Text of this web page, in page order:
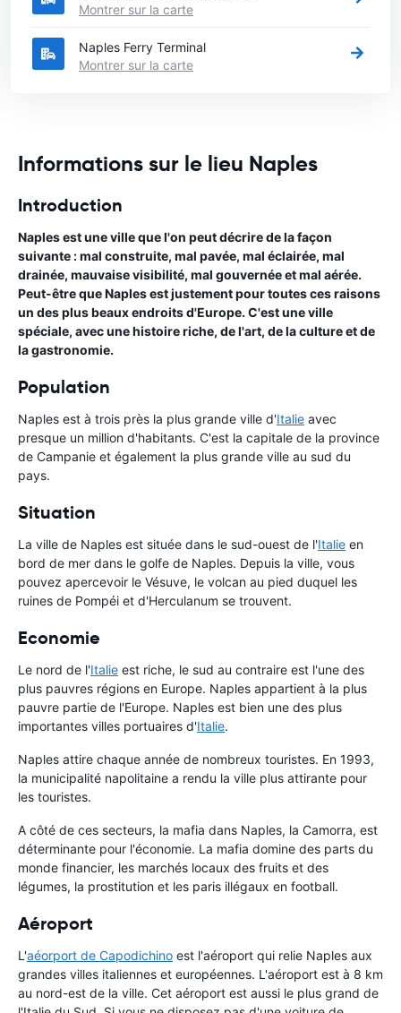
Montrer sur la carte
Naples Ferry Terminal
Montrer sur la carte
Informations sur le lieu Naples
Introduction
Naples est une ville que l'on peut décrire de la façon
suivante : mal construite, mal pavée, mal éclairée, mal
drainée, mauvaise visibilité, mal gouvernée et mal aérée.
Peut-être que Naples est justement pour toutes ces raisons
un des plus beaux endroits d'Europe. C'est une ville
spéciale, avec une histoire riche, de l'art, de la culture et de
la gastronomie.
Population
Naples est à trois près la plus grande ville d'Italie avec
presque un million d'habitants. C'est la capitale de la province
de Campanie et également la plus grande ville au sud du
pays.
Situation
La ville de Naples est située dans le sud-ouest de l'Italie en
bord de mer dans le golfe de Naples. Depuis la ville, vous
pouvez apercevoir le Vésuve, le volcan au pied duquel les
ruines de Pompéi et d'Herculanum se trouvent.
Economie
Le nord de l'Italie est riche, le sud au contraire est l'une des
plus pauvres régions en Europe. Naples appartient à la plus
pauvre partie de l'Europe. Naples est bien une des plus
importantes villes portuaires d'Italie.
Naples attire chaque année de nombreux touristes. En 1993,
la municipalité napolitaine a rendu la ville plus attirante pour
les touristes.
A côté de ces secteurs, la mafia dans Naples, la Camorra, est
déterminante pour l'économie. La mafia domine des parts du
monde financier, les marchés locaux des fruits et des
légumes, la prostitution et les paris illégaux en football.
Aéroport
L'aéorport de Capodichino est l'aéroport qui relie Naples aux
grandes villes italiennes et européennes. L'aéroport est à 8 km
au nord-est de la ville. Cet aéroport est aussi le plus grand de